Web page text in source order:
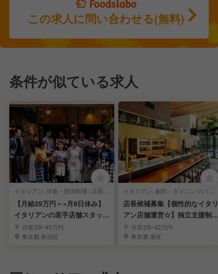
この求人に問い合わせる(無料)
条件が似ている求人
イタリアン, 洋食・西洋料理 | 店長・店長候補
【月給29万円～×月9日休み】
イタリアンの若手店舗スタッフ
募集月収/29~40万円
東京都 新宿区
イタリアン, 創作・ダイニングバー | 店長・店長候補
店長候補募集【個性的なイタリ
アン店舗運営☆】独立支援制度
あり◎
月収/29~42万円
東京都 港区